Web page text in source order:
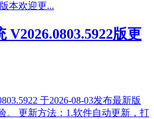
本欢迎更...
V2026.0803.5922版更
于2026-08-03发布最新版
。 更新方法：1.软件自动更新，打